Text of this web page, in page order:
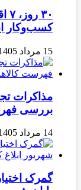
کسب‌وکار
15 مرداد 1405
مذاکرات
بررسی
14 مرداد 1405
گمرک